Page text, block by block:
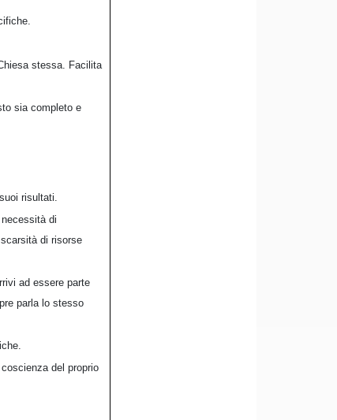
stessa. Facilita
sia completo e
risultati.
di
di risorse
ad essere parte
parla lo stesso
del proprio